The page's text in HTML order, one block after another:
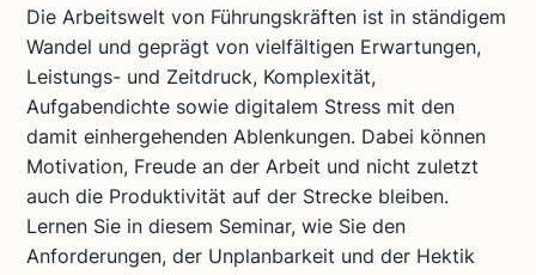
Die Arbeitswelt von Führungskräften ist in ständigem
Wandel und geprägt von vielfältigen Erwartungen,
Leistungs- und Zeitdruck, Komplexität,
Aufgabendichte sowie digitalem Stress mit den
damit einhergehenden Ablenkungen. Dabei können
Motivation, Freude an der Arbeit und nicht zuletzt
auch die Produktivität auf der Strecke bleiben.
Lernen Sie in diesem Seminar, wie Sie den
Anforderungen, der Unplanbarkeit und der Hektik